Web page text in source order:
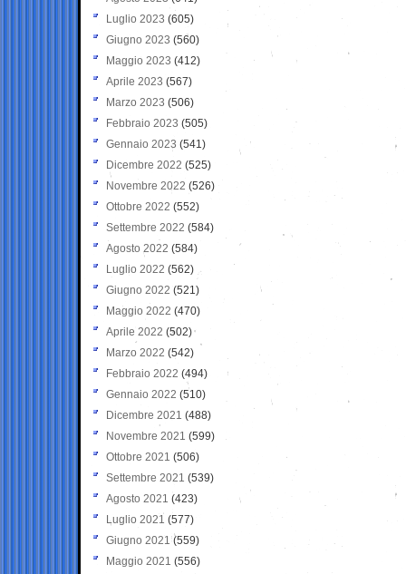
Luglio 2023 (605)
Giugno 2023 (560)
Maggio 2023 (412)
Aprile 2023 (567)
Marzo 2023 (506)
Febbraio 2023 (505)
Gennaio 2023 (541)
Dicembre 2022 (525)
Novembre 2022 (526)
Ottobre 2022 (552)
Settembre 2022 (584)
Agosto 2022 (584)
Luglio 2022 (562)
Giugno 2022 (521)
Maggio 2022 (470)
Aprile 2022 (502)
Marzo 2022 (542)
Febbraio 2022 (494)
Gennaio 2022 (510)
Dicembre 2021 (488)
Novembre 2021 (599)
Ottobre 2021 (506)
Settembre 2021 (539)
Agosto 2021 (423)
Luglio 2021 (577)
Giugno 2021(559)
Maggio 2021 (556)